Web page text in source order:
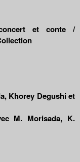
et conte /
Khorey Degushi et
M. Morisada, K.